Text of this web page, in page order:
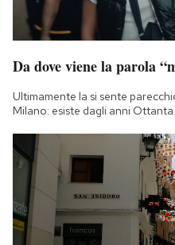
Notifiche mobile
Regala il Post
Esci
Da dove viene la parola
Ultimamente la si sente
Milano: esiste dagli anni